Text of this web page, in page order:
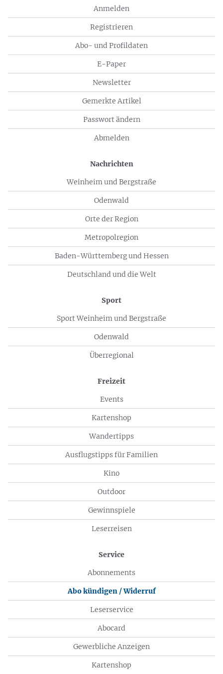
Anmelden
Registrieren
Abo- und Profildaten
E-Paper
Newsletter
Gemerkte Artikel
Passwort ändern
Abmelden
Nachrichten
Weinheim und Bergstraße
Odenwald
Orte der Region
Metropolregion
Baden-Württemberg und Hessen
Deutschland und die Welt
Sport
Sport Weinheim und Bergstraße
Odenwald
Überregional
Freizeit
Events
Kartenshop
Wandertipps
Ausflugstipps für Familien
Kino
Outdoor
Gewinnspiele
Leserreisen
Service
Abonnements
Abo kündigen / Widerruf
Leserservice
Abocard
Gewerbliche Anzeigen
Kartenshop